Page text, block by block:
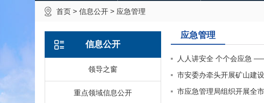
首页 > 信息公开 > 应急管理
信息公开
领导之窗
重点领域信息公开
应急管理
人人讲安全 个个会应急
市安委办牵头开展矿山建
市应急管理局组织开展全